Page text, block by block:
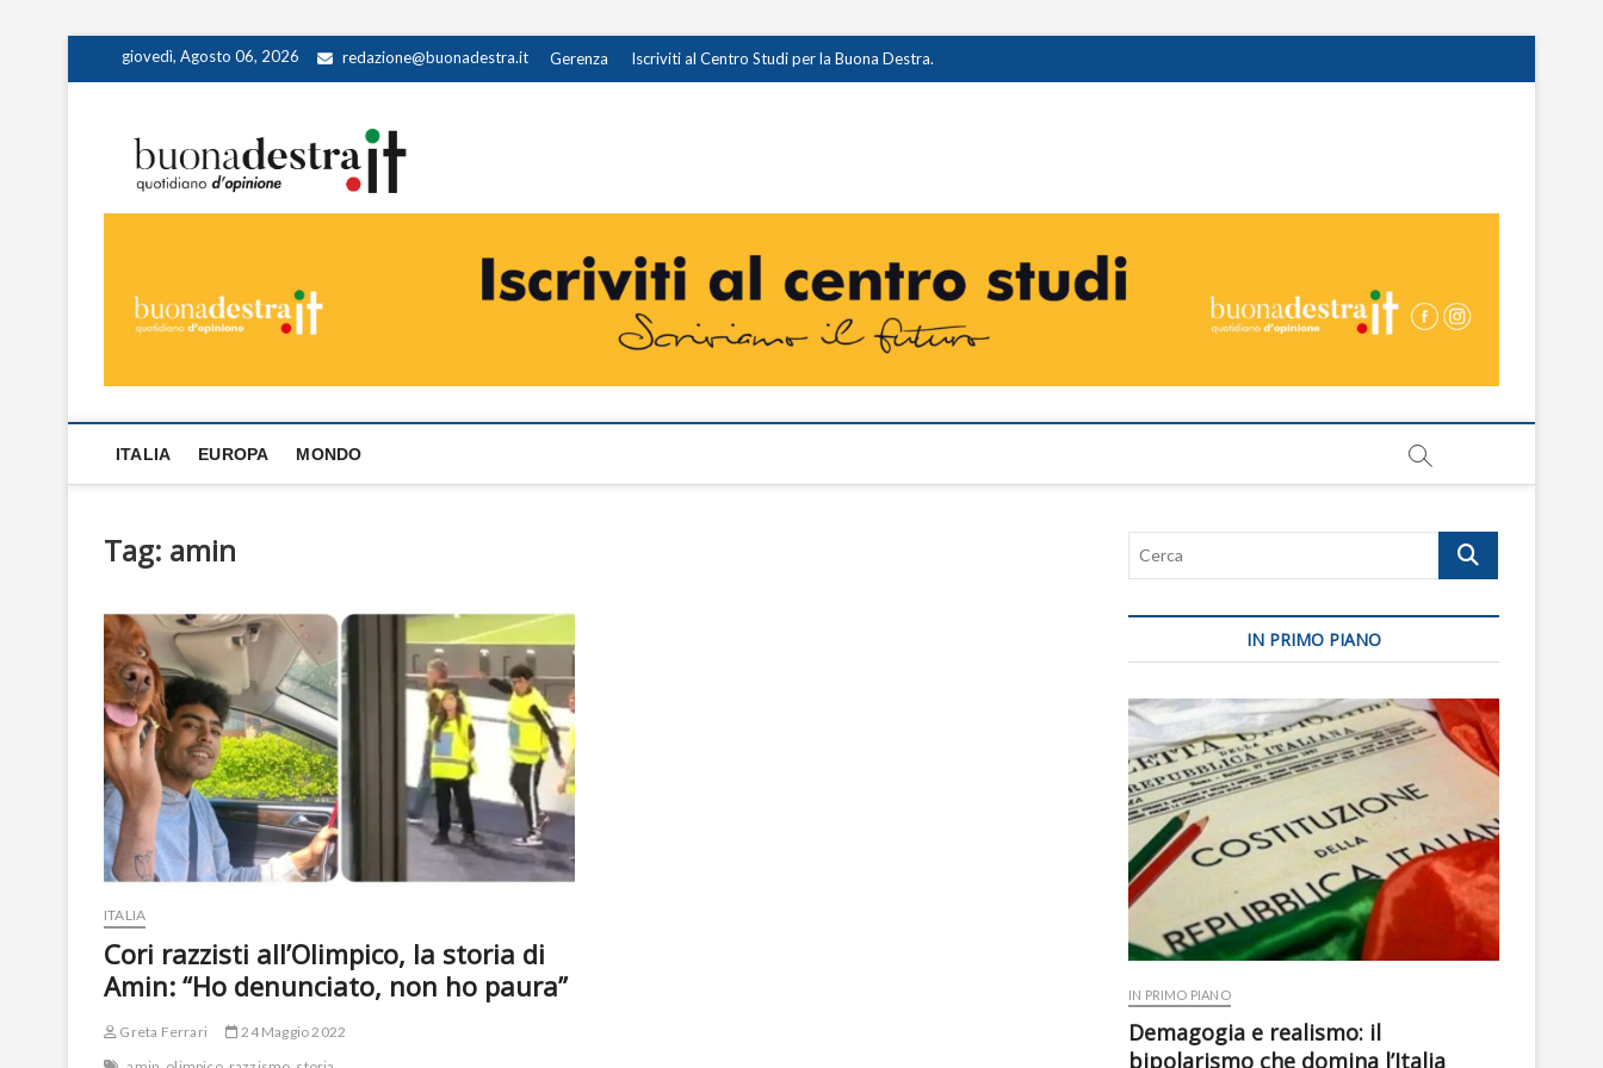
giovedì, Agosto 06, 2026 redazione@buonadestra.it Gerenza Iscriviti al Centro Studi per la Buona Destra.
ITALIA EUROPA MONDO
Tag: amin
ITALIA
Cori razzisti all’Olimpico, la storia di
Amin: “Ho denunciato, non ho paura”
Greta Ferrari
24 Maggio 2022
Cerca
IN PRIMO PIANO
IN PRIMO PIANO
Demagogia e realismo: il
bipolarismo che domina l’Italia